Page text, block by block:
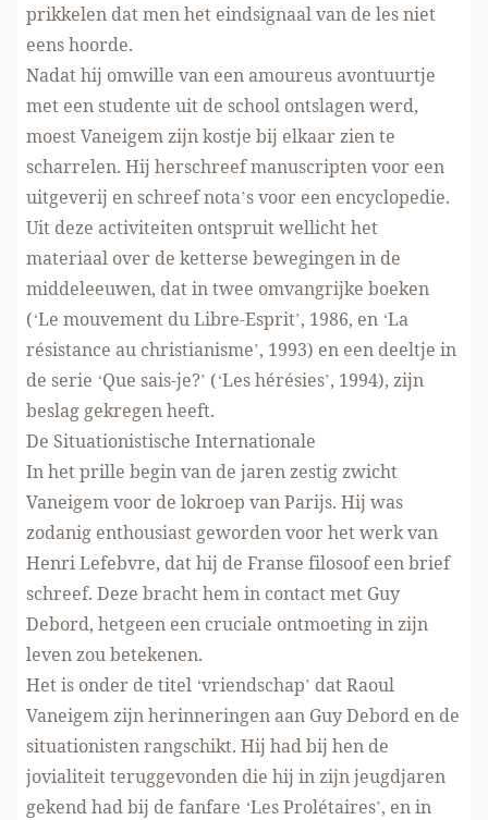
prikkelen dat men het eindsignaal van de les niet
eens hoorde.
Nadat hij omwille van een amoureus avontuurtje
met een studente uit de school ontslagen werd,
moest Vaneigem zijn kostje bij elkaar zien te
scharrelen. Hij herschreef manuscripten voor een
uitgeverij en schreef nota’s voor een encyclopedie.
Uit deze activiteiten ontspruit wellicht het
materiaal over de ketterse bewegingen in de
middeleeuwen, dat in twee omvangrijke boeken
(‘Le mouvement du Libre-Esprit’, 1986, en ‘La
résistance au christianisme’, 1993) en een deeltje in
de serie ‘Que sais-je?’ (‘Les hérésies’, 1994), zijn
beslag gekregen heeft.
De Situationistische Internationale
In het prille begin van de jaren zestig zwicht
Vaneigem voor de lokroep van Parijs. Hij was
zodanig enthousiast geworden voor het werk van
Henri Lefebvre, dat hij de Franse filosoof een brief
schreef. Deze bracht hem in contact met Guy
Debord, hetgeen een cruciale ontmoeting in zijn
leven zou betekenen.
Het is onder de titel ‘vriendschap’ dat Raoul
Vaneigem zijn herinneringen aan Guy Debord en de
situationisten rangschikt. Hij had bij hen de
jovialiteit teruggevonden die hij in zijn jeugdjaren
gekend had bij de fanfare ‘Les Prolétaires’, en in